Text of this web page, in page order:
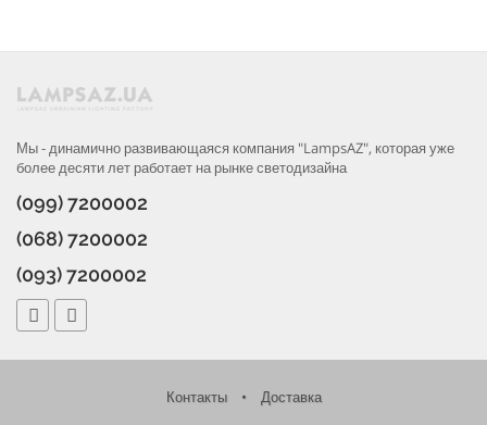
Мы - динамично развивающаяся компания "LampsAZ", которая уже
более десяти лет работает на рынке светодизайна
(099) 7200002
(068) 7200002
(093) 7200002
Контакты • Доставка